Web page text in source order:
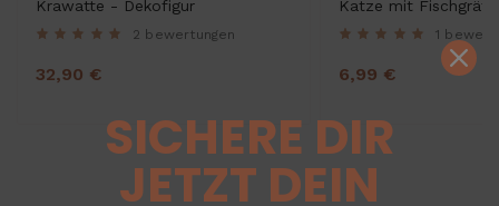
Krawatte - Dekofigur
2 bewertungen
32,90 €
Katze mit
gemischte Farben
1
6,99 €
SICHERE DIR
JETZT DEIN